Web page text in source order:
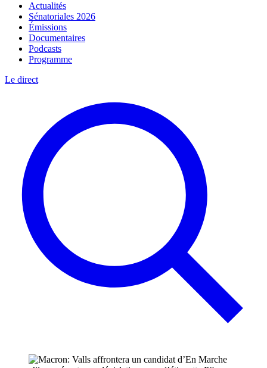
Actualités
Sénatoriales 2026
Émissions
Documentaires
Podcasts
Programme
Le direct